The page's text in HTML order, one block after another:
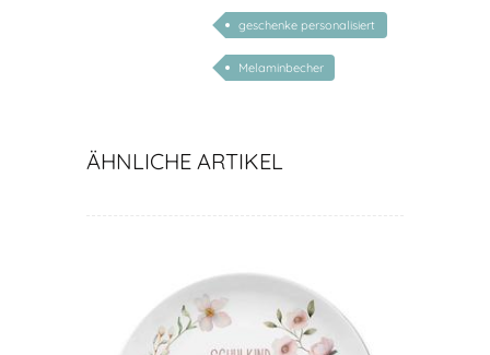
namen
geschenke personalisiert
kinder
Melaminbecher
ÄHNLICHE ARTIKEL